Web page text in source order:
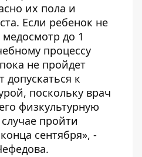
их пола и
Если ребенок не
до 1
процессу
не пройдет
допускаться к
поскольку врач
физкультурную
пройти
сентября», -